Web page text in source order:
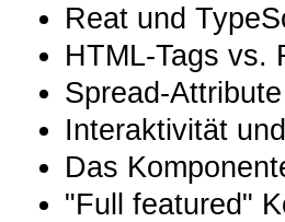
Reat und
HTML-Tags vs.
Spread-
Interaktivität
Das
"Full featured"